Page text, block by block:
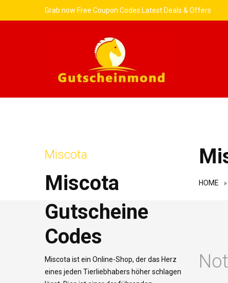
Grab now Free Coupon Codes Latest Deals & Offers
HOME
Miscota
Miscota
Gutscheine
Codes
Miscota ist ein Online-Shop, der das Herz
eines jeden Tierliebhabers höher schlagen